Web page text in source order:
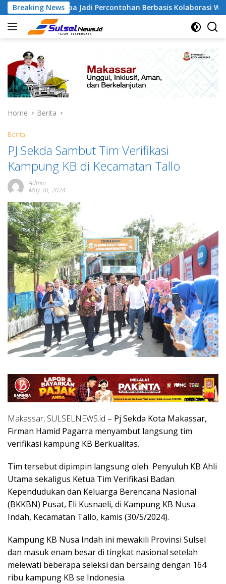
Skip
to
content
Breaking News
Jadi Percontohan Berbasis Kolaborasi Warga
Home Berita
Berita
PJ Sekda Sambut Tim Verifikasi
Kampung KB di Kecamatan Tallo
Admin
May 30, 2024
Makassar, SULSELNEWS.id – Pj Sekda Kota Makassar,
Firman Hamid Pagarra menyambut langsung tim
verifikasi kampung KB Berkualitas.
Tim tersebut dipimpin langsung oleh Penyuluh KB Ahli
Utama sekaligus Ketua Tim Verifikasi Badan
Kependudukan dan Keluarga Berencana Nasional
(BKKBN) Pusat, Eli Kusnaeli, di Kampung KB Nusa
Indah, Kecamatan Tallo, kamis (30/5/2024).
Kampung KB Nusa Indah ini mewakili Provinsi Sulsel
dan masuk enam besar di tingkat nasional setelah
melewati beberapa seleksi dan bersaing dengan 164
ribu kampung KB se Indonesia.